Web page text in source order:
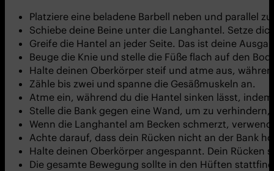
Platziere eine beladene Barbell neben und parallel
Schiebe deine Beine unter die Langhantel. Setze
Greife die Hantel an jeder Seite. Das ist deine
Beuge die Knie und stelle die Füße flach auf den
Halte deinen Oberkörper steif und atme aus,
Zähle bis zwei und spanne die Gesäßmuskeln an.
Atme ein, während du die Hantel sinken lässt,
Stelle die Bank gegen eine Wand, um zu
Wenn die Langhantel am Becken schmerzt,
Achte darauf, dass dein Rücken nicht an der Bank
Halte deinen Oberkörper angespannt. Dein
Die gesamte Bewegung sollte in den Hüften